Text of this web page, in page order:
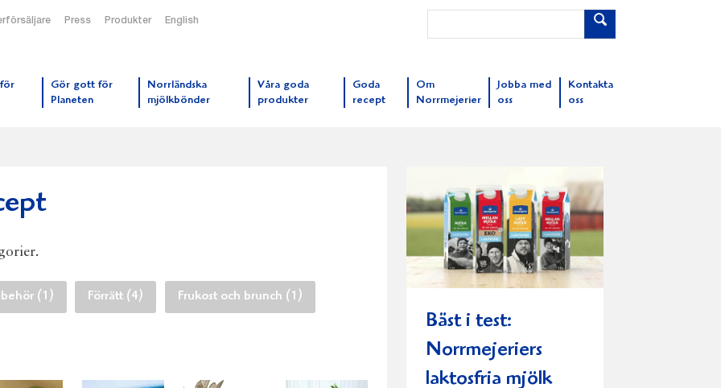
Press Produkter English
Gör gott för
Planeten
Norrländska
mjölkbönder
Våra goda
produkter
Goda
recept
Om
Norrmejerier
Jobba med
oss
Kontakta
oss
(1) Förrätt (4) Frukost och brunch (1)
Bäst i test:
Norrmejeriers
laktosfria mjölk